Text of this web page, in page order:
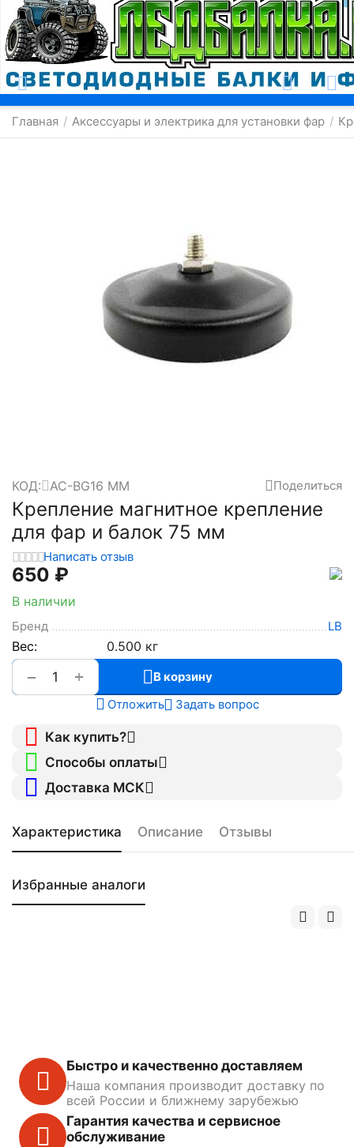
Москва
Главная / Аксессуары и электрика для установки фар /
КОД: AC-BG16 MM Поделиться
Крепление магнитное крепление
для фар и балок 75 мм
Написать отзыв
‍650‍ ₽
В наличии
Бренд LB
Вес: 0.500 кг
+
−
В корзину
Отложить
Задать вопрос
Как купить?
Способы оплаты
Доставка МСК
Характеристика Описание Отзывы
Избранные аналоги
Быстро и качественно доставляем
Наша компания производит доставку по
всей России и ближнему зарубежью
Гарантия качества и сервисное
обслуживание